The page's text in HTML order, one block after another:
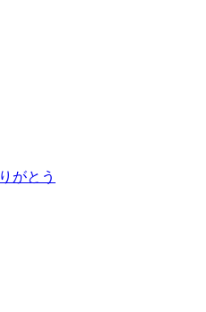
がとう